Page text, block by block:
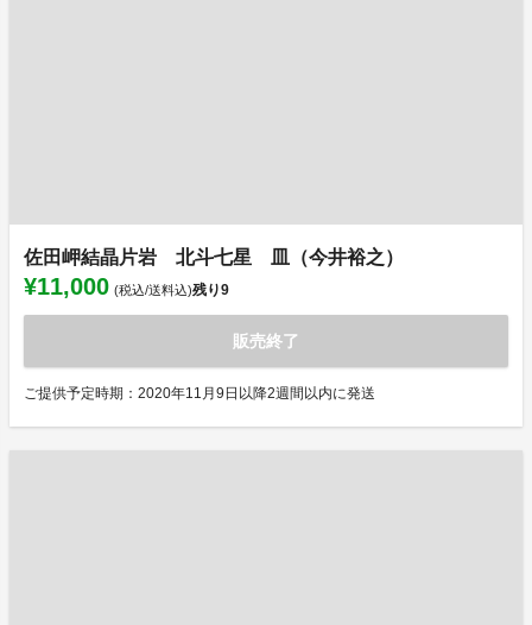
佐田岬結晶片岩 北斗七星 皿（今井裕之）
¥11,000 (税込/送料込)残り9
販売終了
ご提供予定時期：2020年11月9日以降2週間以内に発送